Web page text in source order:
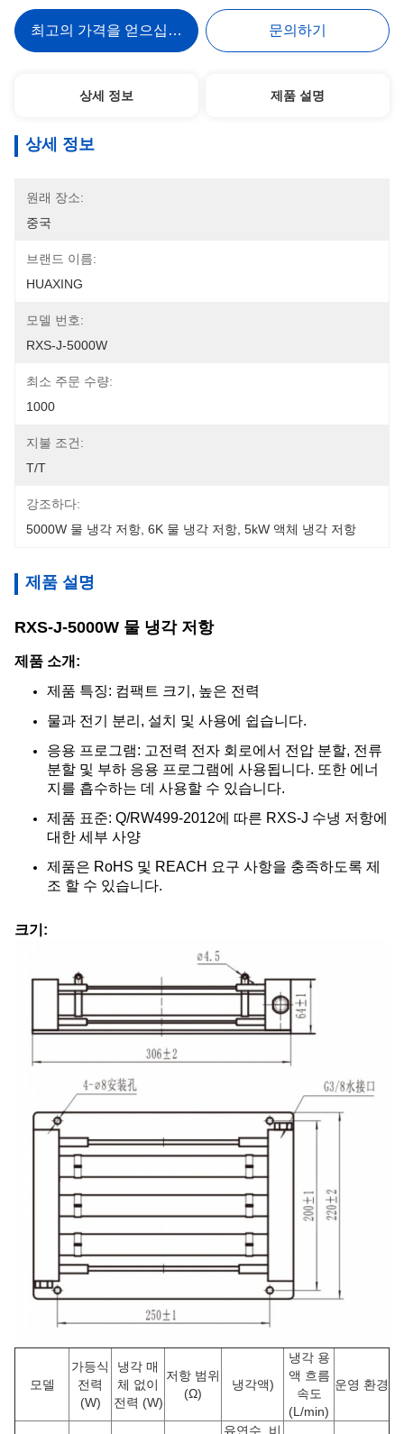
최고의 가격을 얻으십시오 문의하기
상세 정보 제품 설명
상세 정보
원래 장소:
중국
브랜드 이름:
HUAXING
모델 번호:
RXS-J-5000W
최소 주문 수량:
1000
지불 조건:
T/T
강조하다:
5000W 물 냉각 저항 6K 물 냉각 저항 5kW 액체 냉각 저항
제품 설명
RXS-J-5000W 물 냉각 저항
제품 소개:
제품 특징: 컴팩트 크기, 높은 전력
물과 전기 분리, 설치 및 사용에 쉽습니다.
응용 프로그램: 고전력 전자 회로에서 전압 분할, 전류
분할 및 부하 응용 프로그램에 사용됩니다. 또한 에너
지를 흡수하는 데 사용할 수 있습니다.
제품 표준: Q/RW499-2012에 따른 RXS-J 수냉 저항에
대한 세부 사양
제품은 RoHS 및 REACH 요구 사항을 충족하도록 제
조 할 수 있습니다.
크기:
모델
가등식
전력
(W)
냉각 매
체 없이
전력 (W)
저항 범위
(Ω)
냉각액)
냉각 용
액 흐름
속도
(L/min)
운영 환경
유연수, 비